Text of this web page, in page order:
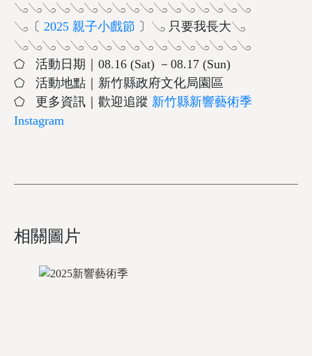
𓂅𓂅𓂅𓂅𓂅𓂅𓂅𓂅𓂅𓂅𓂅𓂅𓂅𓂅𓂅𓂅𓂅
𓂅〔 2025 親子小戲節 〕𓂅 只要我長大𓂅
𓂅𓂅𓂅𓂅𓂅𓂅𓂅𓂅𓂅𓂅𓂅𓂅𓂅𓂅𓂅𓂅𓂅
⬠ 活動日期｜08.16 (Sat) －08.17 (Sun)
⬠ 活動地點｜新竹縣政府文化局園區
⬠ 更多資訊｜歡迎追蹤 新竹縣新響藝術季
Instagram
相關圖片